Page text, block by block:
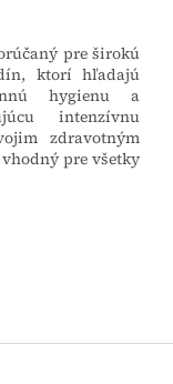
pre širokú
ktorí hľadajú
hygienu a
intenzívnu
zdravotným
pre všetky